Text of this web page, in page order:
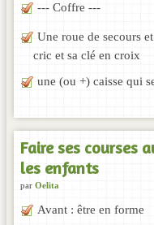
--- Coffre ---
Une roue de secours
cric et sa clé en croix
une (ou +) caisse qui
Faire ses courses
les enfants
par Oelita
Avant : être en forme